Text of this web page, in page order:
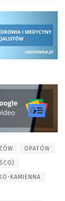
OPATÓW
KAMIENNA